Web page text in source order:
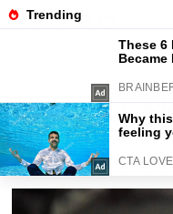
Magazín
Dnes večer
který rozhádal
milují, druzí z